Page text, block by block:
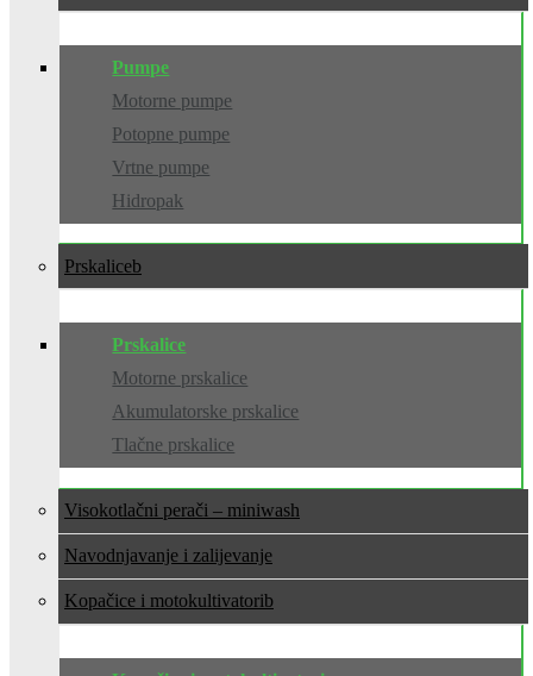
Pumpe
Motorne pumpe
Potopne pumpe
Vrtne pumpe
Hidropak
Prskalice
Prskalice
Motorne prskalice
Akumulatorske prskalice
Tlačne prskalice
Visokotlačni perači – miniwash
Navodnjavanje i zalijevanje
Kopačice i motokultivatori